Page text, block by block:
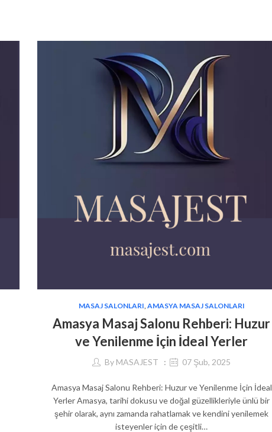
MASAJ SALONLARI,AMASYA MASAJ SALONLARI
Amasya Masaj Salonu Rehberi: Huzur
ve Yenilenme İçin İdeal Yerler
By MASAJEST 07 Şub, 2025
Amasya Masaj Salonu Rehberi: Huzur ve Yenilenme İçin İdeal
Yerler Amasya, tarihi dokusu ve doğal güzellikleriyle ünlü bir
şehir olarak, aynı zamanda rahatlamak ve kendini yenilemek
isteyenler için de çeşitli…